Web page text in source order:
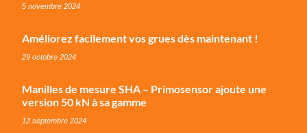
5 novembre 2024
Améliorez facilement vos grues dès maintenant !
29 octobre 2024
Manilles de mesure SHA – Primosensor ajoute une
version 50 kN à sa gamme
12 septembre 2024